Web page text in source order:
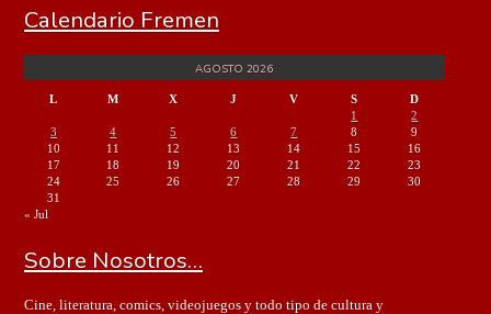
Calendario Fremen
AGOSTO 2026
L M X J V S
D
1
2
3
4 5 6 7 8
9
10
11 12 13 14 15
16
17
18 19 20 21 22
23
24
25 26 27 28 29
30
31
« Jul
Sobre Nosotros…
Cine, literatura, comics, videojuegos y todo tipo de cultura y